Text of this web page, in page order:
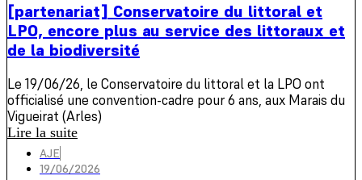
[partenariat] Conservatoire du littoral et
LPO, encore plus au service des littoraux et
de la biodiversité
Le 19/06/26, le Conservatoire du littoral et la LPO ont
officialisé une convention-cadre pour 6 ans, aux Marais du
Vigueirat (Arles)
Lire la suite
AJE
19/06/2026